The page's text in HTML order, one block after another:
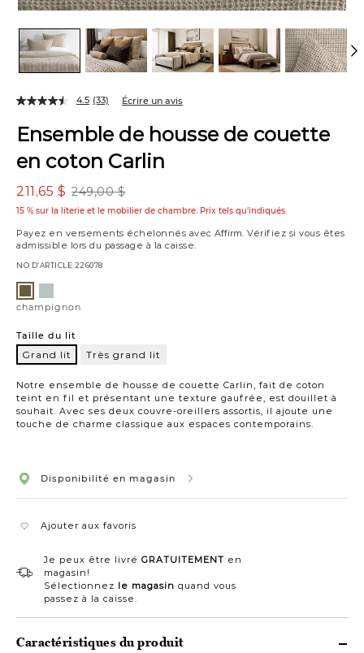
Ensemble de housse de couette
en coton Carlin
249,00 $
211,65 $
15 % sur la literie et le mobilier de chambre. Prix tels qu’indiqués.
Payez en versements échelonnés avec Affirm. Vérifiez si vous êtes
admissible lors du passage à la caisse.
NO D’ARTICLE 226078
Notre ensemble de housse de couette Carlin, fait de coton
teint en fil et présentant une texture gaufrée, est douillet à
souhait. Avec ses deux couvre-oreillers assortis, il ajoute une
touche de charme classique aux espaces contemporains.
4.5 (33) Écrire un avis
Variations
pâle
champignon
Taille du lit
Grand lit Très grand lit
lit
Disponibilité en magasin
Ajouter aux favoris
Je peux être livré GRATUITEMENT en
magasin!
Sélectionnez le magasin quand vous
passez à la caisse.
Caractéristiques du produit